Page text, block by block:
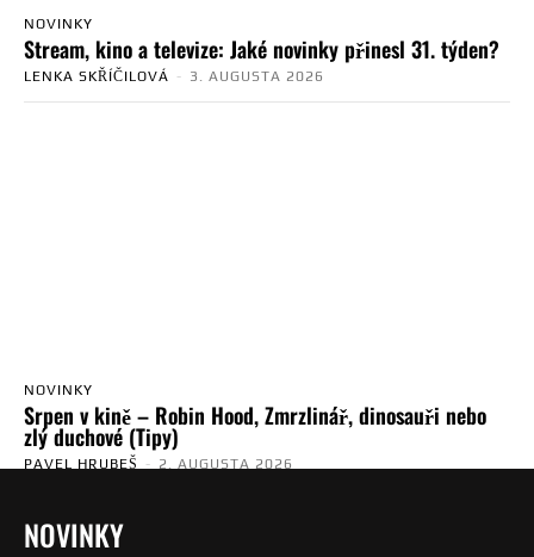
NOVINKY
Stream, kino a televize: Jaké novinky přinesl 31. týden?
LENKA SKŘÍČILOVÁ - 3. AUGUSTA 2026
NOVINKY
Srpen v kině – Robin Hood, Zmrzlinář, dinosauři nebo
zlý duchové (Tipy)
PAVEL HRUBEŠ - 2. AUGUSTA 2026
NOVINKY